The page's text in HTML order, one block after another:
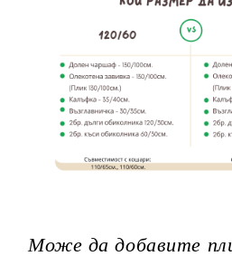
Може да добавите